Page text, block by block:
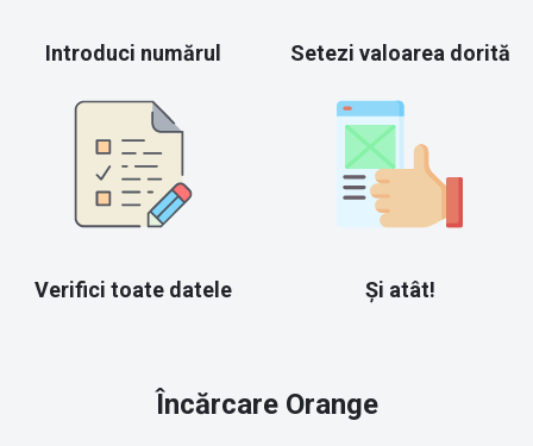
Introduci numărul Setezi valoarea dorită
Verifici toate datele Și atât!
Încărcare Orange